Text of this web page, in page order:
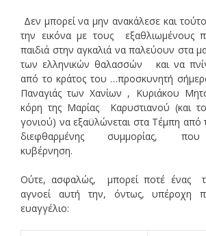
Δεν μπορεί να μην ανακάλεσε και
την εικόνα με τους εξαθλιωμένους
παιδιά στην αγκαλιά να παλεύουν στα
των ελληνικών θαλασσών και να
από το κράτος του …προσκυνητή
Παναγιάς των Χανίων , Κυριάκου
κόρη της Μαρίας Καρυστιανού (και
γονιού) να εξαϋλώνεται στα Τέμπη από
διεφθαρμένης συμμορίας, που
κυβέρνηση.
Ούτε, ασφαλώς, μπορεί ποτέ ένας
αγνοεί αυτή την, όντως, υπέροχη
ευαγγέλιο: